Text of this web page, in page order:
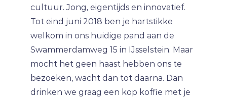
cultuur. Jong, eigentijds en innovatief.
Tot eind juni 2018 ben je hartstikke
welkom in ons huidige pand aan de
Swammerdamweg 15 in IJsselstein. Maar
mocht het geen haast hebben ons te
bezoeken, wacht dan tot daarna. Dan
drinken we graag een kop koffie met je